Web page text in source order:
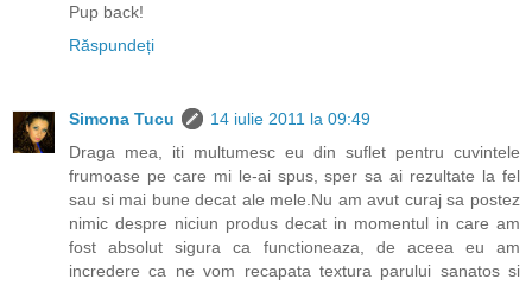
Pup back!
Răspundeți
Simona Tucu
14 iulie 2011 la 09:49
Draga mea, iti multumesc eu din suflet pentru cuvintele
frumoase pe care mi le-ai spus, sper sa ai rezultate la fel
sau si mai bune decat ale mele.Nu am avut curaj sa postez
nimic despre niciun produs decat in momentul in care am
fost absolut sigura ca functioneaza, de aceea eu am
incredere ca ne vom recapata textura parului sanatos si